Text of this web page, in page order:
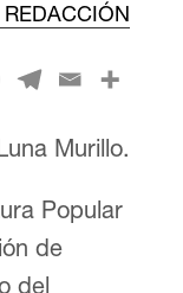
REDACCIÓN
Murillo.
Popular
de
del